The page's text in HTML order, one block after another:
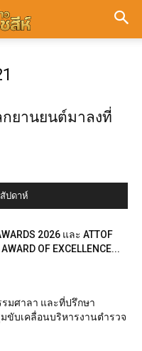
กยานยนต์มาลงที่
ปดาห์
2026 และ ATTOF
OF EXCELLENCE...
มศาลา และที่ปรึกษา
ขับเคลื่อนบริหารงานตำรวจ